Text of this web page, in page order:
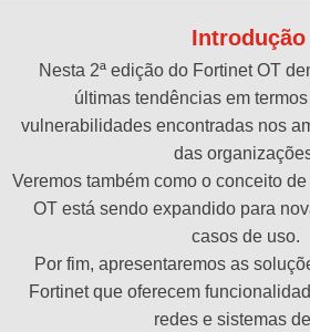
Introdução
Nesta 2ª edição do Fortinet OT
últimas tendências em
vulnerabilidades encontradas nos
das
Veremos também como o conceito
OT está sendo expandido para
casos de uso.
Por fim, apresentaremos as
Fortinet que oferecem
redes e sistemas